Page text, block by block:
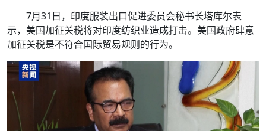
7月31日，印度服装出口促进委员会秘书长塔库尔表
示，美国加征关税将对印度纺织业造成打击。美国政府肆意
加征关税是不符合国际贸易规则的行为。